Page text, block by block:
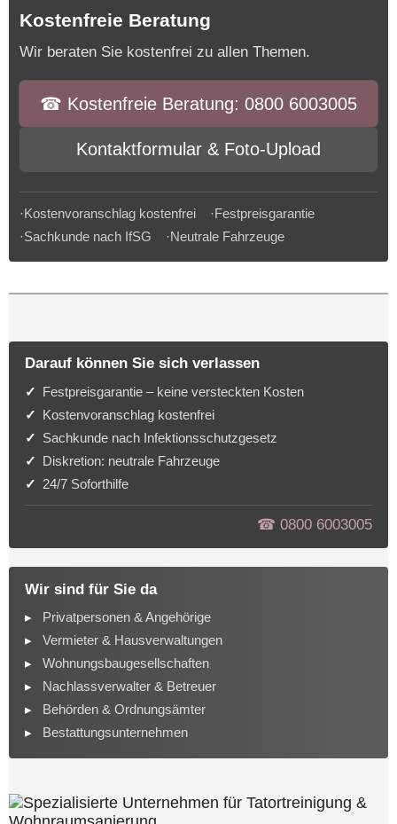
Kostenfreie Beratung
Wir beraten Sie kostenfrei zu allen Themen.
☎︎ Kostenfreie Beratung: 0800 6003005
Kontaktformular & Foto-Upload
·Kostenvoranschlag kostenfrei ·Festpreisgarantie
·Sachkunde nach IfSG ·Neutrale Fahrzeuge
Darauf können Sie sich verlassen
Festpreisgarantie – keine versteckten Kosten
Kostenvoranschlag kostenfrei
Sachkunde nach Infektionsschutzgesetz
Diskretion: neutrale Fahrzeuge
24/7 Soforthilfe
☎︎ 0800 6003005
Wir sind für Sie da
Privatpersonen & Angehörige
Vermieter & Hausverwaltungen
Wohnungsbaugesellschaften
Nachlassverwalter & Betreuer
Behörden & Ordnungsämter
Bestattungsunternehmen